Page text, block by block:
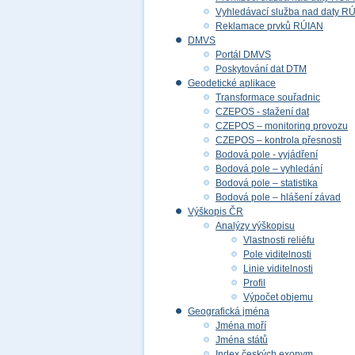
Vyhledávací služba nad daty
Reklamace prvků RÚIAN
DMVS
Portál DMVS
Poskytování dat DTM
Geodetické aplikace
Transformace souřadnic
CZEPOS - stažení dat
CZEPOS – monitoring provozu
CZEPOS – kontrola přesnosti
Bodová pole - vyjádření
Bodová pole – vyhledání
Bodová pole – statistika
Bodová pole – hlášení závad
Výškopis ČR
Analýzy výškopisu
Vlastnosti reliéfu
Pole viditelnosti
Linie viditelnosti
Profil
Výpočet objemu
Geografická jména
Jména moří
Jména států